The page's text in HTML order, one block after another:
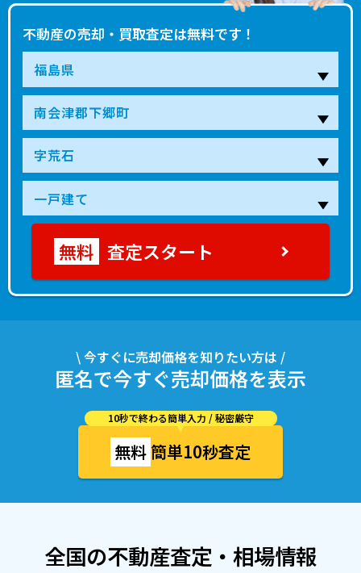
不動産の売却・買取査定は無料です！
査定スタート
\ 今すぐに売却価格を知りたい方は /
匿名で今すぐ売却価格を表示
10秒で終わる簡単入力 / 秘密厳守
無料簡単10秒査定
全国の不動産査定・相場情報